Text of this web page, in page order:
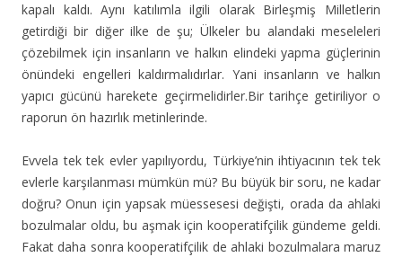
kapalı kaldı. Aynı katılımla ilgili olarak Birleşmiş Milletlerin
getirdiği bir diğer ilke de şu; Ülkeler bu alandaki meseleleri
çözebilmek için insanların ve halkın elindeki yapma güçlerinin
önündeki engelleri kaldırmalıdırlar. Yani insanların ve halkın
yapıcı gücünü harekete geçirmelidirler.Bir tarihçe getiriliyor o
raporun ön hazırlık metinlerinde.
Evvela tek tek evler yapılıyordu, Türkiye’nin ihtiyacının tek tek
evlerle karşılanması mümkün mü? Bu büyük bir soru, ne kadar
doğru? Onun için yapsak müessesesi değişti, orada da ahlaki
bozulmalar oldu, bu aşmak için kooperatifçilik gündeme geldi.
Fakat daha sonra kooperatifçilik de ahlaki bozulmalara maruz